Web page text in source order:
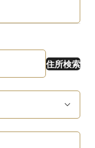
住所検索